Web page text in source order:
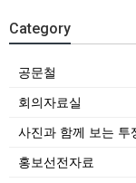
Category
공문철
회의자료실
사진과 함께 보는 투
홍보선전자료